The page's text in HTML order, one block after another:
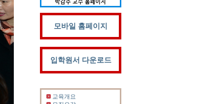
모바일 홈페이지
입학원서 다운로드
교육개요